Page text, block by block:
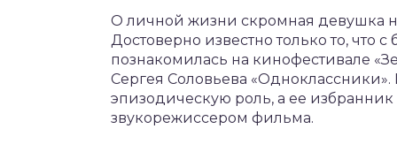
О личной жизни скромная девушка
Достоверно известно только то,
познакомилась на кинофестивале
Сергея Соловьева
эпизодическую роль, а ее
звукорежиссером фильма.